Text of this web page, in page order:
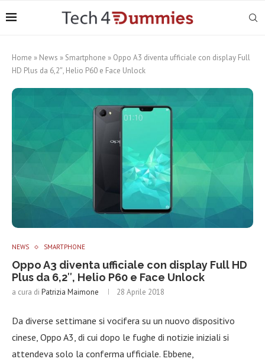
Home » News » Smartphone » Oppo A3 diventa ufficiale con display Full
HD Plus da 6,2″, Helio P60 e Face Unlock
NEWS SMARTPHONE
Oppo A3 diventa ufficiale con display Full HD
Plus da 6,2″, Helio P60 e Face Unlock
a cura di Patrizia Maimone 28 Aprile 2018
Da diverse settimane si vocifera su un nuovo dispositivo
cinese, Oppo A3, di cui dopo le fughe di notizie iniziali si
attendeva solo la conferma ufficiale. Ebbene,